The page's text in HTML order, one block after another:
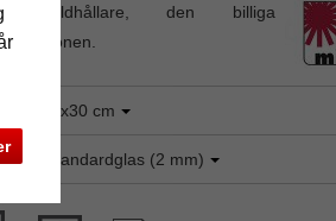
bildhållare, den billiga
20x30 cm
Standardglas (2 mm)